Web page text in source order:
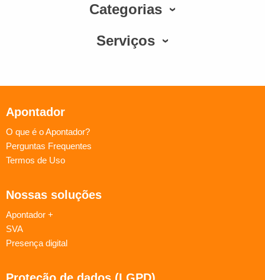
Categorias
Serviços
Apontador
O que é o Apontador?
Perguntas Frequentes
Termos de Uso
Nossas soluções
Apontador +
SVA
Presença digital